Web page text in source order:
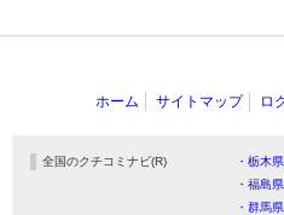
ホーム サイトマップ ロ
全国のクチコミナビ(R) ・栃木
・福島
・群馬